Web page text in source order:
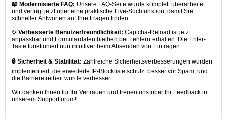
📖 Modernisierte FAQ: Unsere FAQ-Seite wurde komplett überarbeitet
und verfügt jetzt über eine praktische Live-Suchfunktion, damit Sie
schneller Antworten auf Ihre Fragen finden.
✨ Verbesserte Benutzerfreundlichkeit: Captcha-Reload ist jetzt
anpassbar und Formulardaten bleiben bei Fehlern erhalten. Die Enter-
Taste funktioniert nun intuitiver beim Absenden von Einträgen.
🔒 Sicherheit & Stabilität: Zahlreiche Sicherheitsverbesserungen wurden
implementiert, die erweiterte IP-Blockliste schützt besser vor Spam, und
die Barrierefreiheit wurde verbessert.
Wir danken Ihnen für Ihr Vertrauen und freuen uns über Ihr Feedback in
unserem Supportforum!